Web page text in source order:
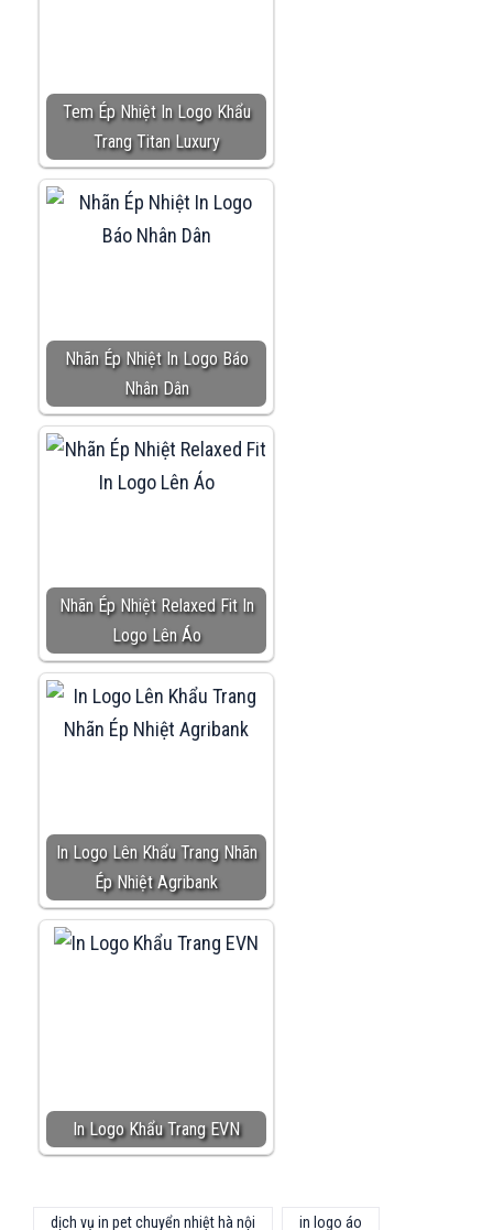
Tem Ép Nhiệt In Logo Khẩu
Trang Titan Luxury
Nhãn Ép Nhiệt In Logo Báo
Nhân Dân
Nhãn Ép Nhiệt Relaxed Fit In
Logo Lên Áo
In Logo Lên Khẩu Trang Nhãn
Ép Nhiệt Agribank
In Logo Khẩu Trang EVN
dịch vụ in pet chuyển nhiệt hà nội in logo áo